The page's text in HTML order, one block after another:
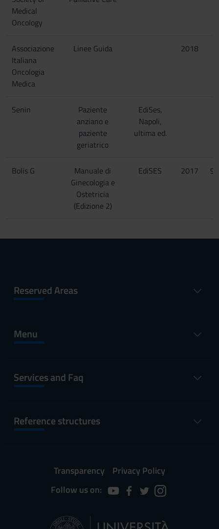
Medical
Oncology
Associazione
Italiana
Oncologia
Medica
Linee Guida 2018
Senin
Paziente
anziano e
paziente
geriatrico
EdiSes,
Napoli,
ultima ed.
Bolis G
Manuale di
Ginecologia e
Ostetricia
(Edizione 2)
EdiSES 2017
Reserved Areas
Menu
Services and Faq
Reference structures
Transparency
Privacy Policy
Follow us on: